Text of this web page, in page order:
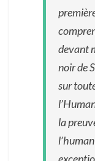
devant
noir de
sur
la